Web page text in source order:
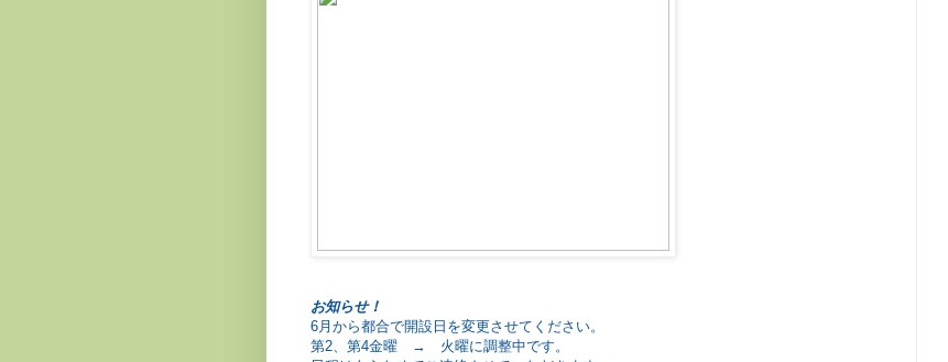
お知らせ！
6月から都合で開設日を変更させてください。
第2、第4金曜 → 火曜に調整中です。